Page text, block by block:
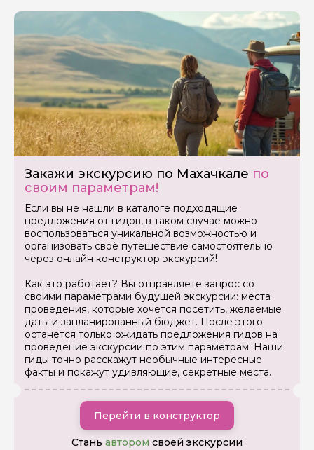
Закажи экскурсию по Махачкале по
своим параметрам!
Если вы не нашли в каталоге подходящие
предложения от гидов, в таком случае можно
воспользоваться уникальной возможностью и
организовать своё путешествие самостоятельно
через онлайн конструктор экскурсий!
Как это работает? Вы отправляете запрос со
своими параметрами будущей экскурсии: места
проведения, которые хочется посетить, желаемые
даты и запланированный бюджет. После этого
останется только ожидать предложения гидов на
проведение экскурсии по этим параметрам. Наши
гиды точно расскажут необычные интересные
факты и покажут удивляющие, секретные места.
Перейти в конструктор
Стань автором своей экскурсии
Задайте свой вопрос гиду